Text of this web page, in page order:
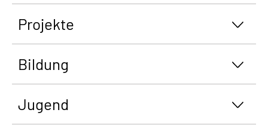
Projekte
Bildung
Jugend